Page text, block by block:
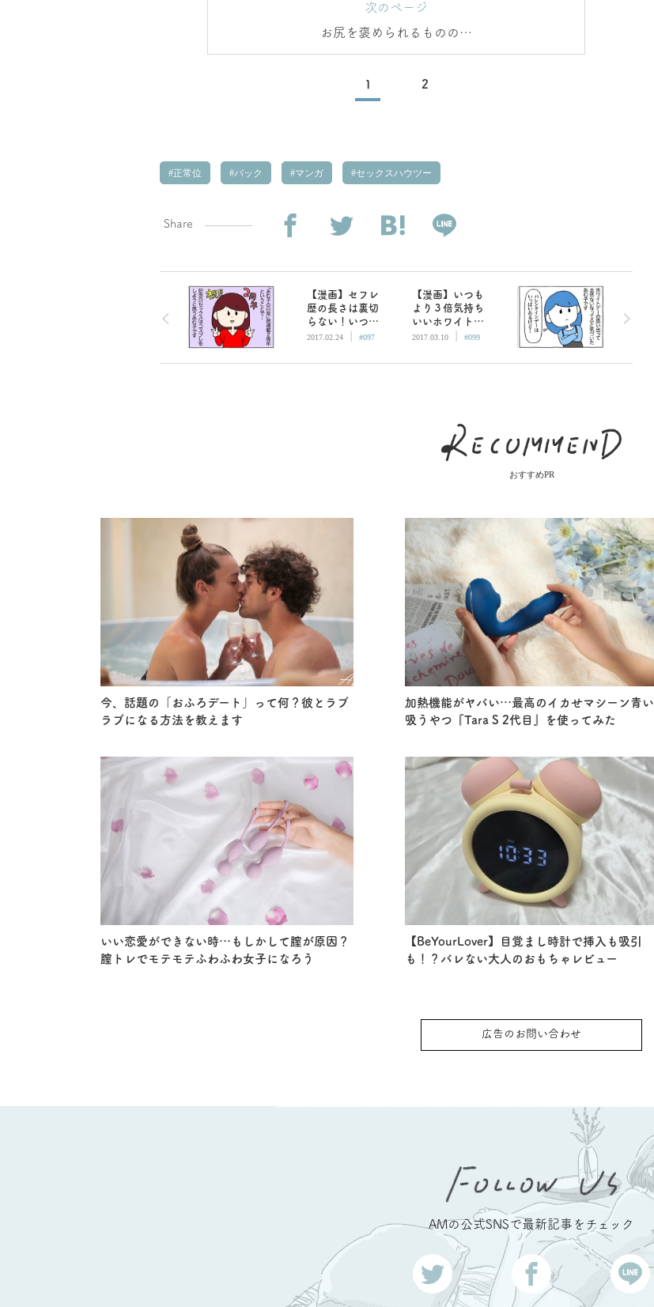
次のページ
お尻を褒められるものの…
1 2
正常位 バック マンガ セックスハウツー
Share
【漫画】セフレ
歴の長さは裏切
らない！いつも
通り最高な記念
2017.02.24 | #097
【漫画】いつも
より３倍気持ち
いいホワイトデ
ーセックスの秘
2017.03.10 | #099
おすすめPR
今、話題の「おふろデート」って何？彼とラブ
ラブになる方法を教えます
加熱機能がヤバい…最高のイカせマシーン青い
吸うやつ『Tara S 2代目』を使ってみた
いい恋愛ができない時…もしかして膣が原因？
膣トレでモテモテふわふわ女子になろう
【BeYourLover】目覚まし時計で挿入も吸引
も！？バレない大人のおもちゃレビュー
広告のお問い合わせ
AMの公式SNSで最新記事をチェック